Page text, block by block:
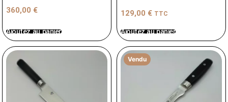
360,00 €
Ajoutez au panier
129,00 € TTC
Ajoutez au panier
Vendu